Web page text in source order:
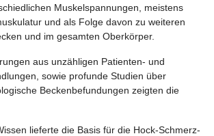
Muskelspannungen, meistens
und als Folge davon zu weiteren
und im gesamten Oberkörper.
aus unzähligen Patienten- und
sowie profunde Studien über
Beckenbefundungen zeigten die
lieferte die Basis für die Hock-Schmerz-